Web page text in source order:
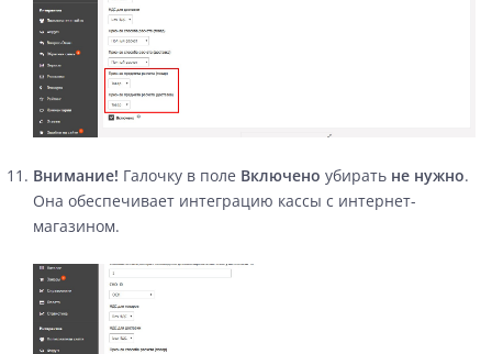
Внимание! Галочку в поле Включено убирать не нужно.
Она обеспечивает интеграцию кассы с интернет-
магазином.